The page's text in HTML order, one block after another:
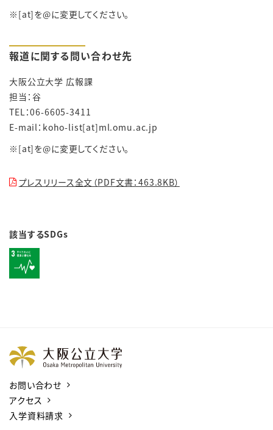
※[at]を@に変更してください。
報道に関する問い合わせ先
大阪公立大学 広報課
担当：谷
TEL：06-6605-3411
E-mail：koho-list[at]ml.omu.ac.jp
※[at]を@に変更してください。
プレスリリース全文（PDF文書：463.8KB）
該当するSDGs
お問い合わせ
アクセス
入学資料請求